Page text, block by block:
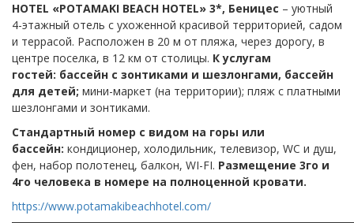
HOTEL «POTAMAKI BEACH HOTEL» 3*, Беницес – уютный
4-этажный отель с ухоженной красивой территорией, садом
и террасой. Расположен в 20 м от пляжа, через дорогу, в
центре поселка, в 12 км от столицы. К услугам
гостей: бассейн с зонтиками и шезлонгами, бассейн
для детей; мини-маркет (на территории); пляж с платными
шезлонгами и зонтиками.
Стандартный номер с видом на горы или
бассейн: кондиционер, холодильник, телевизор, WC и душ,
фен, набор полотенец, балкон, WI-FI. Размещение 3го и
4го человека в номере на полноценной кровати.
https://www.potamakibeachhotel.com/